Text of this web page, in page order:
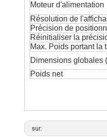
Moteur d'alimentation
Résolution de
Précision de
Réinitialiser la
Max. Poids portant la
Dimensions globales
Poids net
sur: